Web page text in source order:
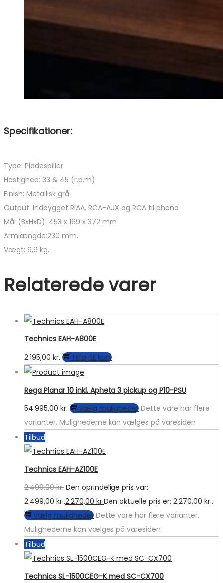
Specifikationer:
Type: Pladespiller
Hastighed: 33 & 45 (r.p.m)
Finish: Metallisk grå
Output: Indbygget RIAA, RCA-AUX og RCA til phono
Mål (BxHxD): 453 x 169 x 372 mm
Armlængde:230 mm.
Vægt: 9,9 kg.
Relaterede varer
Technics EAH-A800E
2.195,00 kr. Tilføj til kurv
Rega Planar 10 inkl. Apheta 3 pickup og P10-PSU
54.995,00 kr. Vælg muligheder Dette vare har flere
varianter. Mulighederne kan vælges på varesiden
Tilbud
Technics EAH-AZ100E
2.499,00kr. Den oprindelige pris var:
2.499,00 kr..2.270,00 kr.Den aktuelle pris er: 2.270,00 kr..
Vælg muligheder Dette vare har flere varianter.
Mulighederne kan vælges på varesiden
Tilbud
Technics SL-1500CEG-K med SC-CX700